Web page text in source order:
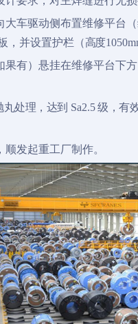
大车驱动侧布置维修平台
，并设置护栏（高度
果有）悬挂在维修平台下
处理，达到 Sa2.5级，有
顺发起重工厂制作。